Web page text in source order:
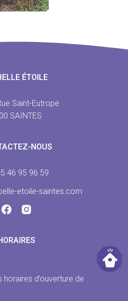
ÉTOILE
Saint-Eutrope
SAINTES
NOUS
46 95 96 59
etoile-saintes.com
d’ouverture de